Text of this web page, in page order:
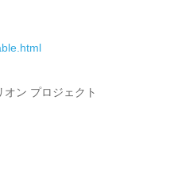
ン プロジェクト